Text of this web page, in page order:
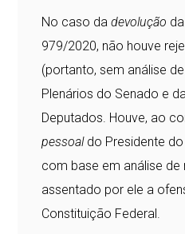
No caso dadevolução
979/2020, não houve
(portanto, sem análise
Plenários do Senado e
Deputados. Houve, ao
pessoaldo Presidente
com base em análise de
assentado por ele a
Constituição Federal.